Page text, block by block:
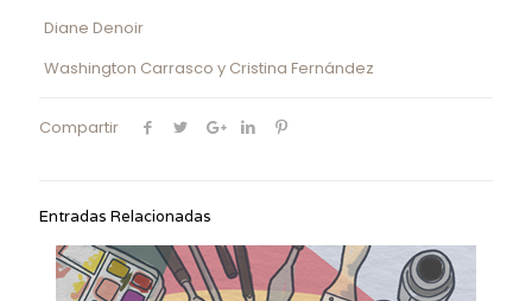
Diane Denoir
Washington Carrasco y Cristina Fernández
Compartir
Entradas Relacionadas